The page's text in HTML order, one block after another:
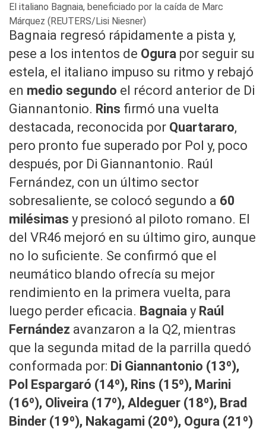
El italiano Bagnaia, beneficiado por la caída de Marc
Márquez (REUTERS/Lisi Niesner)
Bagnaia regresó rápidamente a pista y,
pese a los intentos de Ogura por seguir su
estela, el italiano impuso su ritmo y rebajó
en medio segundo el récord anterior de Di
Giannantonio. Rins firmó una vuelta
destacada, reconocida por Quartararo,
pero pronto fue superado por Pol y, poco
después, por Di Giannantonio. Raúl
Fernández, con un último sector
sobresaliente, se colocó segundo a 60
milésimas y presionó al piloto romano. El
del VR46 mejoró en su último giro, aunque
no lo suficiente. Se confirmó que el
neumático blando ofrecía su mejor
rendimiento en la primera vuelta, para
luego perder eficacia. Bagnaia y Raúl
Fernández avanzaron a la Q2, mientras
que la segunda mitad de la parrilla quedó
conformada por: Di Giannantonio (13º),
Pol Espargaró (14º), Rins (15º), Marini
(16º), Oliveira (17º), Aldeguer (18º), Brad
Binder (19º), Nakagami (20º), Ogura (21º)